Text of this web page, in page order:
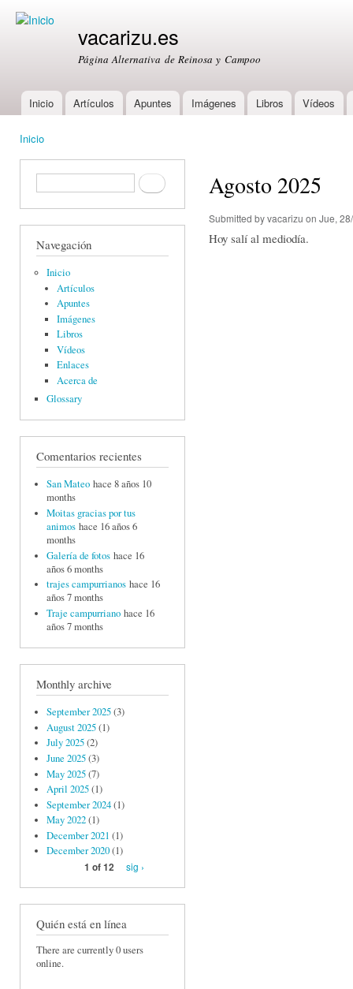
vacarizu.es
Página Alternativa de Reinosa y Campoo
Main menu
Inicio Artículos Apuntes Imágenes Libros Vídeos
Inicio
Formulario de búsquedaBuscar
Navegación
Inicio
Artículos
Apuntes
Imágenes
Libros
Vídeos
Enlaces
Acerca de
Glossary
Comentarios recientes
San Mateo hace 8 años 10
months
Moitas gracias por tus
animos hace 16 años 6
months
Galería de fotos hace 16
años 6 months
trajes campurrianos hace 16
años 7 months
Traje campurriano hace 16
años 7 months
Monthly archive
September 2025(3)
August 2025(1)
July 2025(2)
June 2025(3)
May 2025(7)
April 2025(1)
September 2024(1)
May 2022(1)
December 2021 (1)
December 2020(1)
1 of 12
sig ›
Quién está en línea
There are currently 0 users
online.
Agosto 2025
Submitted byvacarizu on Jue,
Hoy salí al mediodía.